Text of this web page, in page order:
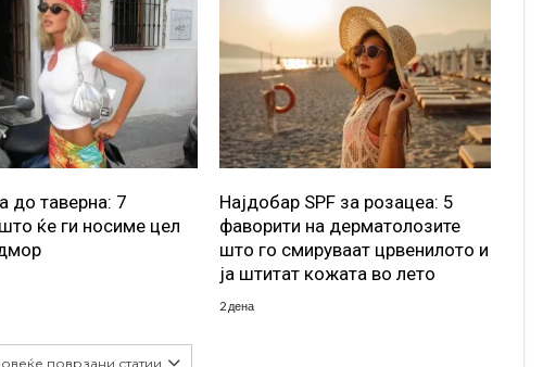
до таверна: 7
ќе ги носиме цел
Најдобар SPF за розацеа: 5
фаворити на дерматолозите
што го смируваат црвенилото и
ја штитат кожата во лето
2 дена
поврзани статии